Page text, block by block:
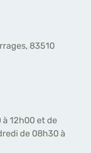
83510
12h00 et de
de 08h30 à